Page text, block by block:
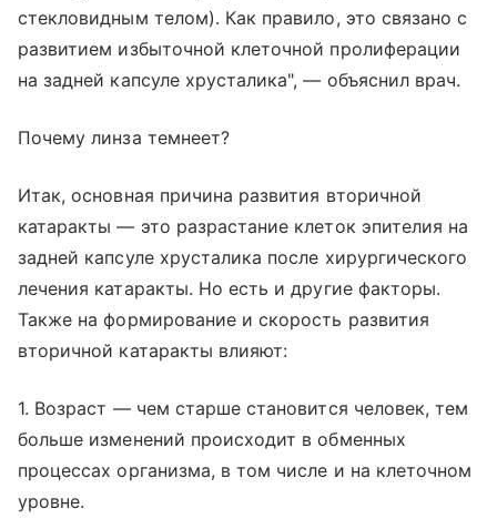
стекловидным телом). Как правило, это связано с
развитием избыточной клеточной пролиферации
на задней капсуле хрусталика", — объяснил врач.
Почему линза темнеет?
Итак, основная причина развития вторичной
катаракты — это разрастание клеток эпителия на
задней капсуле хрусталика после хирургического
лечения катаракты. Но есть и другие факторы.
Также на формирование и скорость развития
вторичной катаракты влияют:
1. Возраст — чем старше становится человек, тем
больше изменений происходит в обменных
процессах организма, в том числе и на клеточном
уровне.